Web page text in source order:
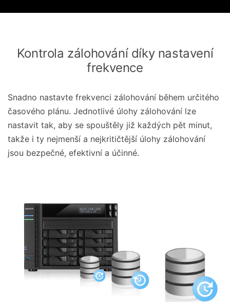
Kontrola zálohování díky nastavení
frekvence
Snadno nastavte frekvenci zálohování během určitého
časového plánu. Jednotlivé úlohy zálohování lze
nastavit tak, aby se spouštěly již každých pět minut,
takže i ty nejmenší a nejkritičtější úlohy zálohování
jsou bezpečné, efektivní a účinné.